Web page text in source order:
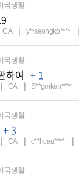
국생활
CA y**seongko****
국생활
하여 + 1
CA S**gmkan****
국생활
+ 3
CA c**hcau****
국생활